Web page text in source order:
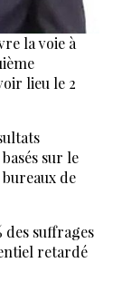
la voie à
lieu le 2
sur le
de
des suffrages
retardé